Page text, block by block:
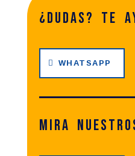
¿dudas? te
WHATSAPP
Mira